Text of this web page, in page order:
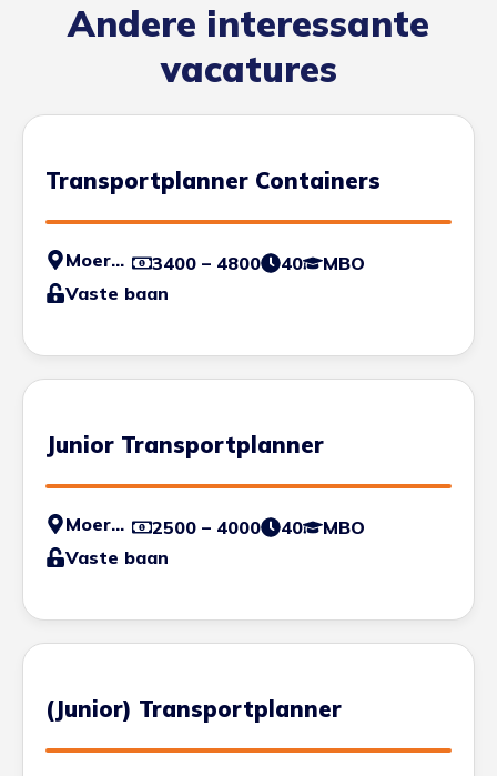
Andere interessante
vacatures
Transportplanner Containers
Moerdijk 3400 – 4800 40
MBO
Vaste baan
Junior Transportplanner
Moerdijk 2500 – 4000 40
MBO
Vaste baan
(Junior) Transportplanner